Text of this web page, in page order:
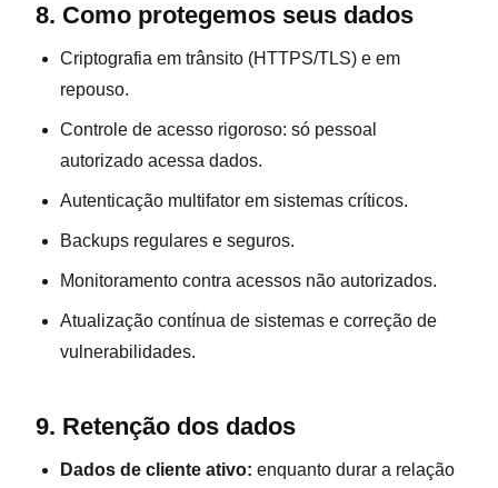
8. Como protegemos seus dados
Criptografia em trânsito (HTTPS/TLS) e em
repouso.
Controle de acesso rigoroso: só pessoal
autorizado acessa dados.
Autenticação multifator em sistemas críticos.
Backups regulares e seguros.
Monitoramento contra acessos não autorizados.
Atualização contínua de sistemas e correção de
vulnerabilidades.
9. Retenção dos dados
Dados de cliente ativo: enquanto durar a relação